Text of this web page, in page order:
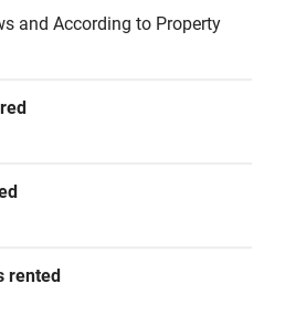
and According to Property
rented